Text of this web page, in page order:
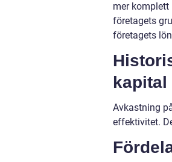
mer komplett
företagets
företagets
kapital
Avkastning
effektivitet.